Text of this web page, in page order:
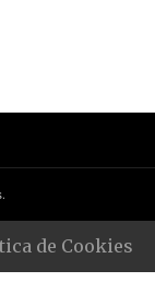
de Cookies